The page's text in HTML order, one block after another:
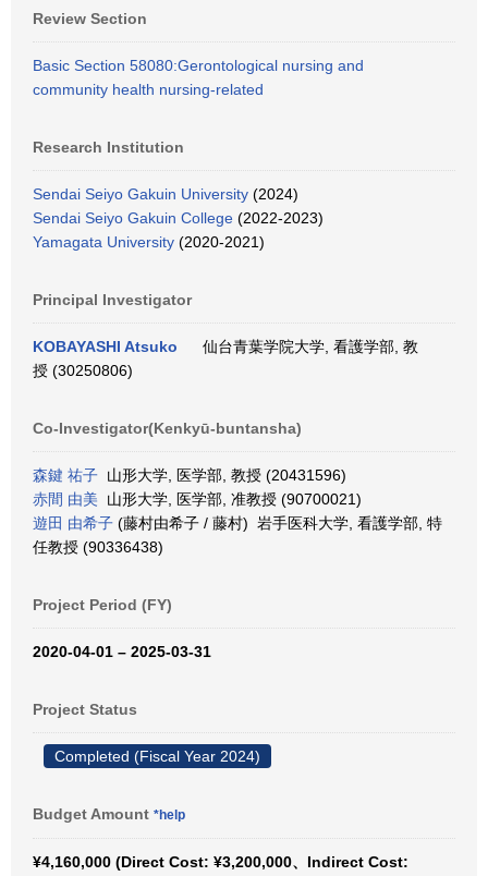
Review Section
Basic Section 58080:Gerontological nursing and
community health nursing-related
Research Institution
Sendai Seiyo Gakuin University (2024)
Sendai Seiyo Gakuin College (2022-2023)
Yamagata University (2020-2021)
Principal Investigator
KOBAYASHI Atsuko
仙台青葉学院大学, 看護学部, 教
授 (30250806)
Co-Investigator(Kenkyū-buntansha)
森鍵 祐子 山形大学, 医学部, 教授 (20431596)
赤間 由美 山形大学, 医学部, 准教授 (90700021)
遊田 由希子 (藤村由希子 / 藤村) 岩手医科大学, 看護学部, 特
任教授 (90336438)
Project Period (FY)
2020-04-01 – 2025-03-31
Project Status
Completed (Fiscal Year 2024)
Budget Amount *help
¥4,160,000 (Direct Cost: ¥3,200,000、Indirect Cost: